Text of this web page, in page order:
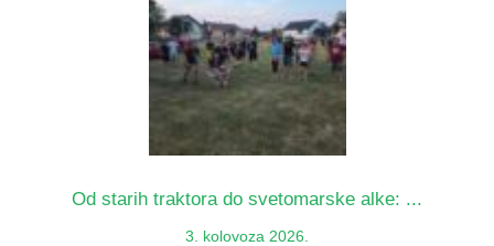
Od starih traktora do svetomarske alke: ...
3. kolovoza 2026.